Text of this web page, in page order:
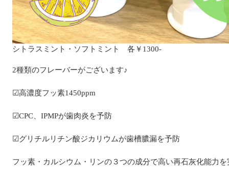
シトラスミント・ソフトミント 各￥1300-
2種類のフレーバーがございます♪
☑高濃度フッ素1450ppm
☑CPC、IPMPが歯肉炎を予防
☑グリチルリチン酸ジカリウムが歯槽膿漏を予防
フッ素・カルシウム・リンの３つの成分で高い再石灰化能力